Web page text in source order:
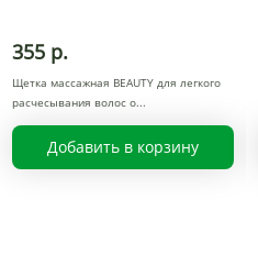
355 р.
Щетка массажная BEAUTY для легкого
расчесывания волос о
Добавить в корзину